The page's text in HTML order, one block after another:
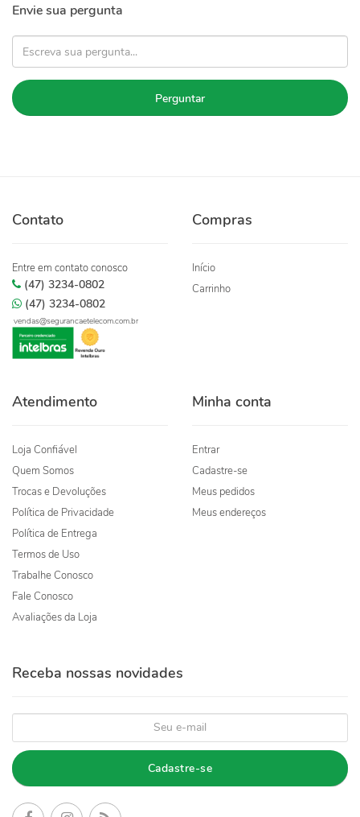
Envie sua pergunta
Perguntar
Contato
Entre em contato conosco
(47) 3234-0802
(47) 3234-0802
vendas@segurancaetelecom.com.br
Compras
Início
Carrinho
Atendimento
Loja Confiável
Quem Somos
Trocas e Devoluções
Política de Privacidade
Política de Entrega
Termos de Uso
Trabalhe Conosco
Fale Conosco
Avaliações da Loja
Minha conta
Entrar
Cadastre-se
Meus pedidos
Meus endereços
Receba nossas novidades
Cadastre-se